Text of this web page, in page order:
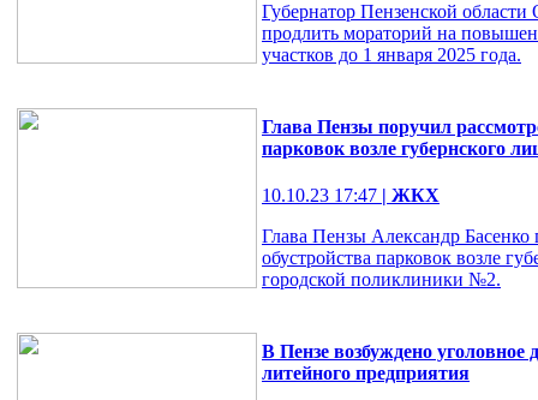
Губернатор Пензенской
продлить мораторий на
участков до 1 января 2025 года.
Глава Пензы поручил
парковок возле губернского
10.10.23 17:47 | ЖКХ
Глава Пензы Александр Басенко
обустройства парковок возле
городской поликлиники №2.
В Пензе возбуждено уголовное
литейного предприятия